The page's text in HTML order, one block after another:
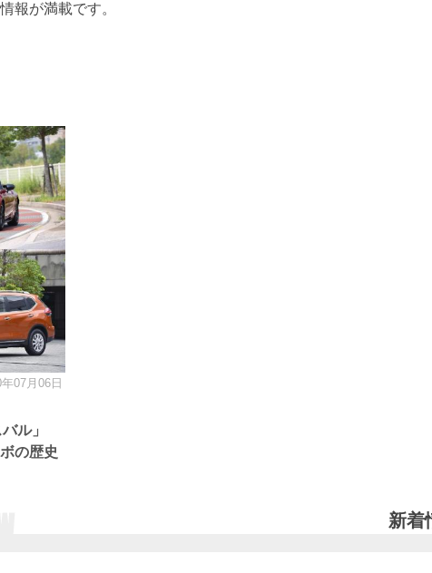
報が満載です。
ル」
の歴史
07月06日
新着